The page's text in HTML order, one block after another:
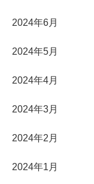
2024年6月
2024年5月
2024年4月
2024年3月
2024年2月
2024年1月